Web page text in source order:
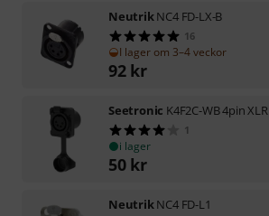
NeutrikNC4 FD-LX-B
16
I lager om 3–4 veckor
92 kr
Seetronic K4F2C-WB 4pin XLR
1
i lager
50 kr
NeutrikNC4 FD-L1